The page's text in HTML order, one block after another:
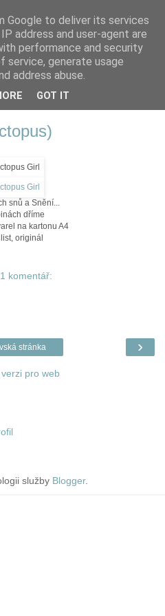
snů a Snění...
dříme
na kartonu A4
originál
1 komentář:
›
stránka
pro web
služby Blogger.
Google to deliver its services
address and user-agent are
performance and security
service, generate usage
address abuse.
GOT IT